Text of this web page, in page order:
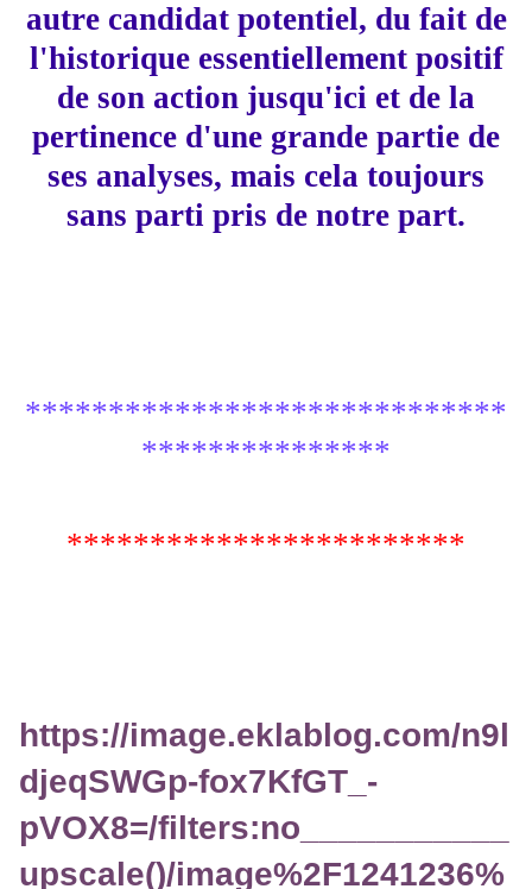
autre candidat potentiel, du fait de
l'historique essentiellement positif
de son action jusqu'ici et de la
pertinence d'une grande partie de
ses analyses, mais cela toujours
sans parti pris de notre part.
*****************************
***************
************************
https://image.eklablog.com/n9l
djeqSWGp-fox7KfGT_-
pVOX8=/filters:no___________
upscale()/image%2F1241236%